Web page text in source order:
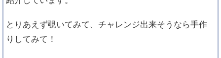
とりあえず覗いてみて、チャレンジ出来そうなら手作
りしてみて！